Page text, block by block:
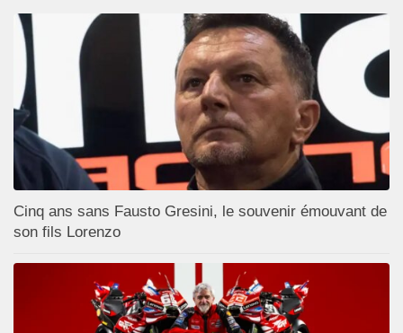
Cinq ans sans Fausto Gresini, le souvenir émouvant de
son fils Lorenzo